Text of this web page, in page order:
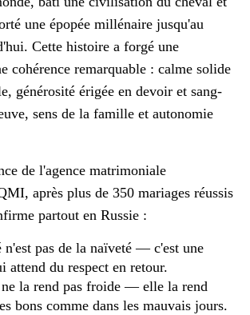
une épopée millénaire jusqu'au
Cette histoire a forgé une
cohérence remarquable : calme solide
générosité érigée en devoir et sang-
sens de la famille et autonomie
de l'agence matrimoniale
après plus de 350 mariages réussis
partout en Russie :
n'est pas de la naïveté — c'est une
attend du respect en retour.
ne la rend pas froide — elle la rend
bons comme dans les mauvais jours.